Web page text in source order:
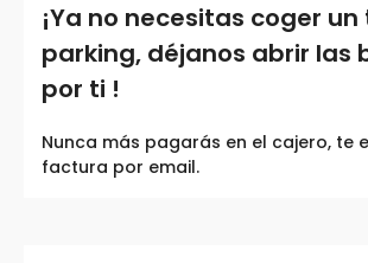
¡Ya no necesitas coger
parking, déjanos abrir las
por ti !
Nunca más pagarás en el cajero, te
factura por email.